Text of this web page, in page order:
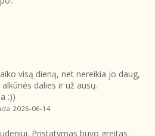
visą dieną, net nereikia jo daug,
dalies ir už ausų.
:))
2026-06-14
Pristatymas buvo greitas .